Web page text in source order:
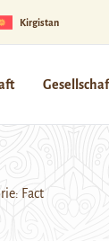
Kirgistan
Fact